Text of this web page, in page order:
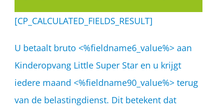
[CP_CALCULATED_FIELDS_RESULT]
U betaalt bruto <%fieldname6_value%> aan
Kinderopvang Little Super Star en u krijgt
iedere maand <%fieldname90_value%> terug
van de belastingdienst. Dit betekent dat